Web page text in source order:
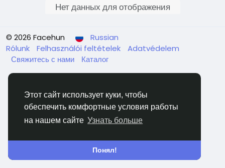
Этот сайт использует куки, чтобы
обеспечить комфортные условия работы
на нашем сайте Узнать больше
Понял!
Нет данных для отображения
© 2026 Facehun
Russian
Rólunk
Felhasználói feltételek
Adatvédelem
Свяжитесь с нами
Каталог